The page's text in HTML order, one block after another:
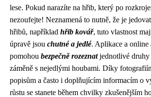
lese. Pokud narazíte na hřib, který po
nezoufejte! Neznamená to nutně, že je
hřibů, například hřib kovář, tuto vlastnost
úpravě jsou chutné a jedlé. Aplikace a online
pomohou bezpečně rozeznatjednotlivé druhy
záměně s nejedlými houbami. Díky
popisům a často i doplňujícím informacím o
růstu se stanete během chvilky zkušenějším